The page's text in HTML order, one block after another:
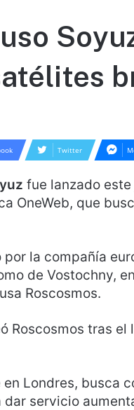
Twitter
fue lanzado este
OneWeb, que
por la compañía
de Vostochny,
Roscosmos.
Roscosmos tras
en Londres, busca
servicio